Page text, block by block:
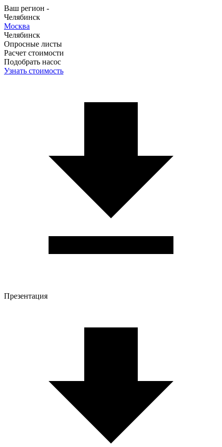
Ваш регион -
Челябинск
Москва
Челябинск
Опросные листы
Расчет стоимости
Подобрать насос
Узнать стоимость
Презентация